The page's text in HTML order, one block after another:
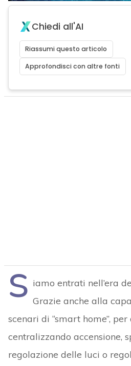
Chiedi all'AI
Riassumi questo articolo
Approfondisci con altre fonti
S iamo entrati nell’era
Grazie anche alla
scenari di “smart home”, per
centralizzando accensione,
regolazione delle luci o